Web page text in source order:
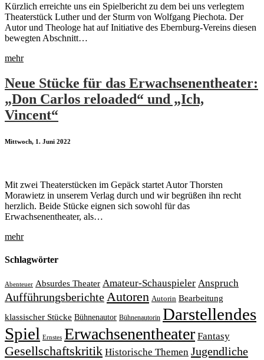
Kürzlich erreichte uns ein Spielbericht zu dem bei uns verlegtem
Theaterstück Luther und der Sturm von Wolfgang Piechota. Der
Autor und Theologe hat auf Initiative des Ebernburg-Vereins diesen
bewegten Abschnitt…
mehr
Neue Stücke für das Erwachsenentheater:
„Don Carlos reloaded“ und „Ich,
Vincent“
Mittwoch, 1. Juni 2022
Mit zwei Theaterstücken im Gepäck startet Autor Thorsten
Morawietz in unserem Verlag durch und wir begrüßen ihn recht
herzlich. Beide Stücke eignen sich sowohl für das
Erwachsenentheater, als…
mehr
Schlagwörter
Abenteuer Absurdes Theater Amateur-Schauspieler Anspruch
AufführungsberichteAutoren Autorin Bearbeitung
klassischer Stücke Bühnenautor Bühnenautorin Darstellendes
Spiel Ernstes Erwachsenentheater Fantasy
Gesellschaftskritik Historische Themen Jugendliche